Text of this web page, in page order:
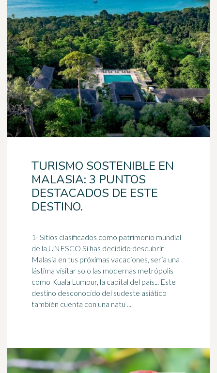
TURISMO SOSTENIBLE EN
MALASIA: 3 PUNTOS
DESTACADOS DE ESTE
DESTINO.
1- Sitios clasificados como patrimonio mundial
de la UNESCO Si has decidido descubrir
Malasia en tus próximas vacaciones, sería una
lástima visitar solo las modernas metrópolis
como Kuala Lumpur, la capital del país... Este
destino desconocido del sudeste asiático
también cuenta con una natu ...